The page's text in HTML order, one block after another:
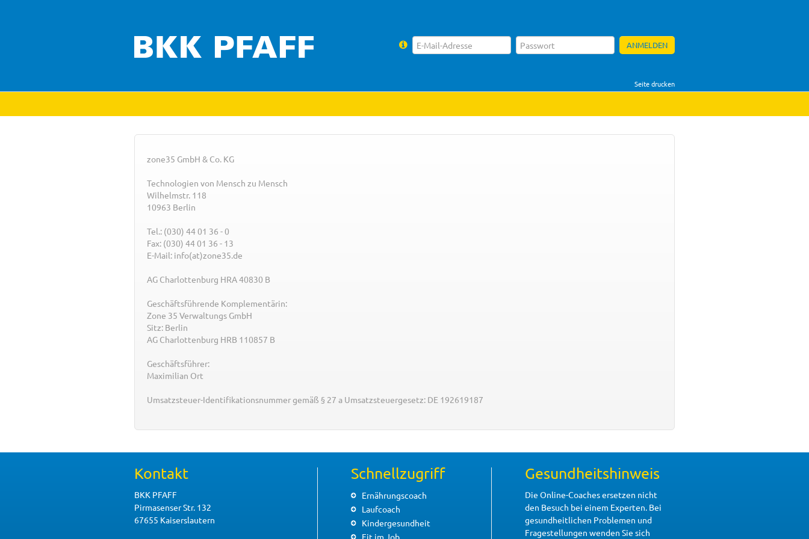
ANMELDEN
Seite drucken
zone35 GmbH & Co. KG
Technologien von Mensch zu Mensch
Wilhelmstr. 118
10963 Berlin
Tel.: (030) 44 01 36 - 0
Fax: (030) 44 01 36 - 13
E-Mail: info(at)zone35.de
AG Charlottenburg HRA 40830 B
Geschäftsführende Komplementärin:
Zone 35 Verwaltungs GmbH
Sitz: Berlin
AG Charlottenburg HRB 110857 B
Geschäftsführer:
Maximilian Ort
Umsatzsteuer-Identifikationsnummer gemäß § 27 a Umsatzsteuergesetz: DE 192619187
Kontakt
BKK PFAFF
Pirmasenser Str. 132
67655 Kaiserslautern
Schnellzugriff
Ernährungscoach
Laufcoach
Kindergesundheit
Fit im Job
Gesundheitshinweis
Die Online-Coaches ersetzen nicht
den Besuch bei einem Experten. Bei
gesundheitlichen Problemen und
Fragestellungen wenden Sie sich